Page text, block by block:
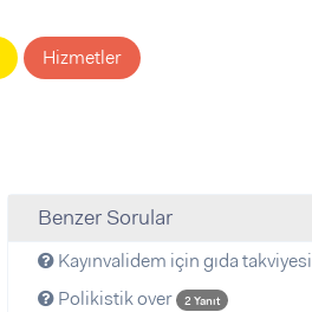
Hizmetler
Benzer Sorular
Kayınvalidem için gıda takviyesi
Polikistik over 2 Yanıt